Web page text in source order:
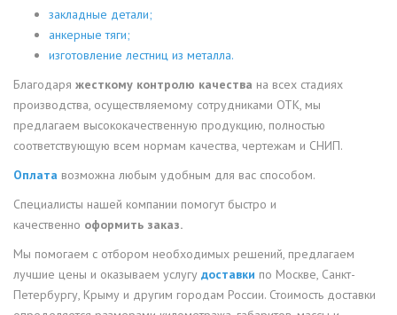
закладные детали;
анкерные тяги;
изготовление лестниц из металла.
Благодаря жесткому контролю качества на всех стадиях
производства, осуществляемому сотрудниками ОТК, мы
предлагаем высококачественную продукцию, полностью
соответствующую всем нормам качества, чертежам и СНИП.
Оплата возможна любым удобным для вас способом.
Специалисты нашей компании помогут быстро и
качественно оформить заказ.
Мы помогаем с отбором необходимых решений, предлагаем
лучшие цены и оказываем услугу доставки по Москве, Санкт-
Петербургу, Крыму и другим городам России. Стоимость доставки